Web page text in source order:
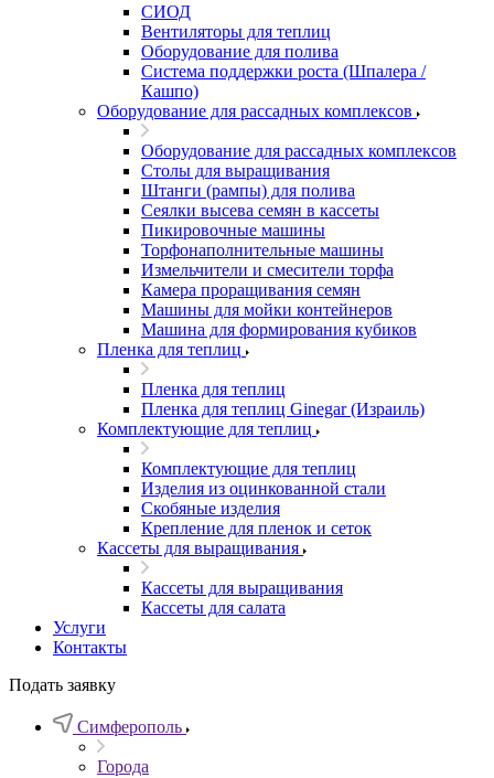
СИОД
Вентиляторы для теплиц
Оборудование для полива
Система поддержки роста (Шпалера /
Кашпо)
Оборудование для рассадных комплексов
Оборудование для рассадных комплексов
Столы для выращивания
Штанги (рампы) для полива
Сеялки высева семян в кассеты
Пикировочные машины
Торфонаполнительные машины
Измельчители и смесители торфа
Камера проращивания семян
Машины для мойки контейнеров
Машина для формирования кубиков
Пленка для теплиц
Пленка для теплиц
Пленка для теплиц Ginegar (Израиль)
Комплектующие для теплиц
Комплектующие для теплиц
Изделия из оцинкованной стали
Скобяные изделия
Крепление для пленок и сеток
Кассеты для выращивания
Кассеты для выращивания
Кассеты для салата
Услуги
Контакты
Подать заявку
Симферополь
Города